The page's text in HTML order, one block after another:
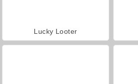
Lucky Looter